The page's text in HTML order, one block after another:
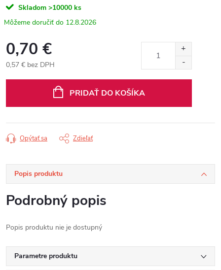
Skladom >10000 ks
12.8.2026
0,70 €
0,57 € bez DPH
PRIDAŤ DO KOŠÍKA
Opýtať sa Zdieľať
Popis produktu
Podrobný popis
Popis produktu nie je dostupný
Parametre produktu